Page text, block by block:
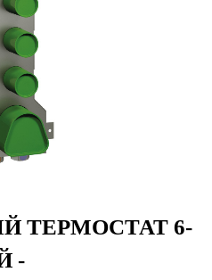
ТЕРМОСТАТ 6-
-